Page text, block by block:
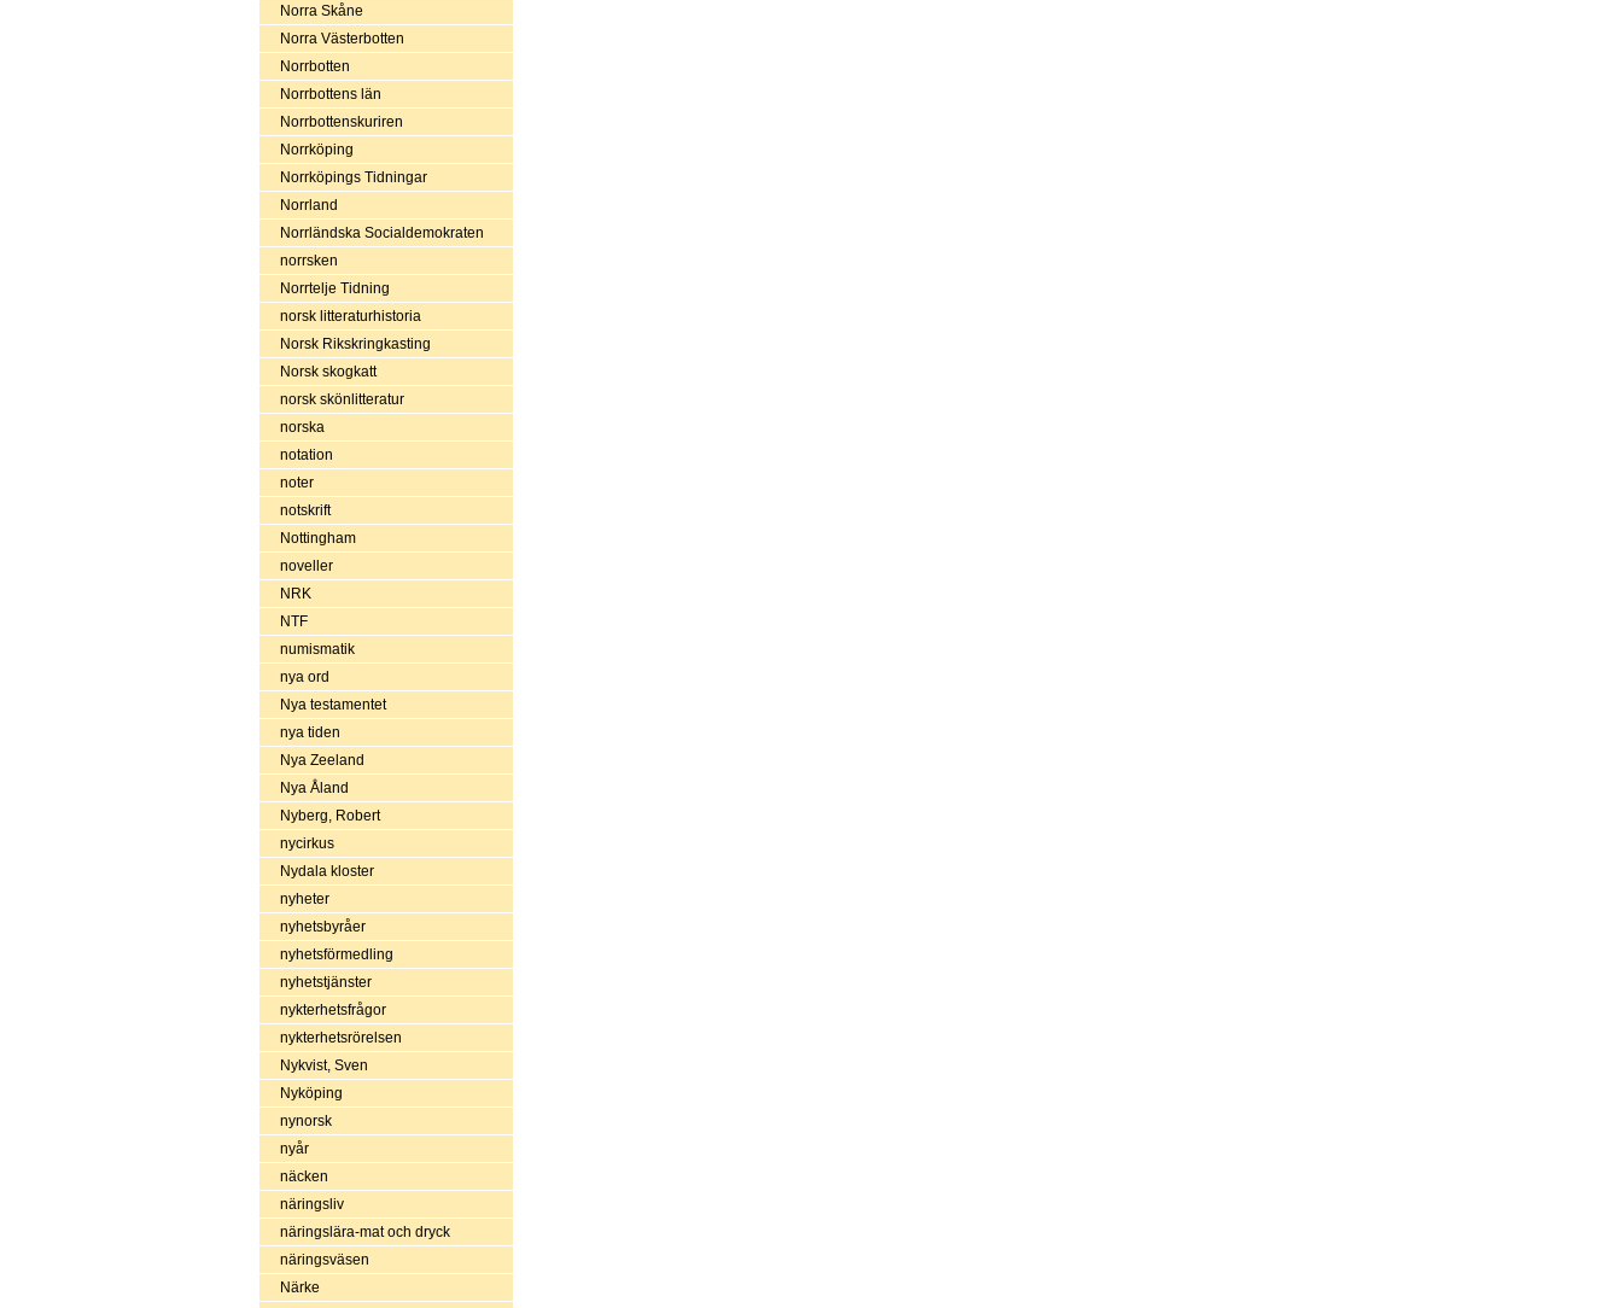
Norra Skåne
Norra Västerbotten
Norrbotten
Norrbottens län
Norrbottenskuriren
Norrköping
Norrköpings Tidningar
Norrland
Norrländska Socialdemokraten
norrsken
Norrtelje Tidning
norsk litteraturhistoria
Norsk Rikskringkasting
Norsk skogkatt
norsk skönlitteratur
norska
notation
noter
notskrift
Nottingham
noveller
NRK
NTF
numismatik
nya ord
Nya testamentet
nya tiden
Nya Zeeland
Nya Åland
Nyberg, Robert
nycirkus
Nydala kloster
nyheter
nyhetsbyråer
nyhetsförmedling
nyhetstjänster
nykterhetsfrågor
nykterhetsrörelsen
Nykvist, Sven
Nyköping
nynorsk
nyår
näcken
näringsliv
näringslära-mat och dryck
näringsväsen
Närke